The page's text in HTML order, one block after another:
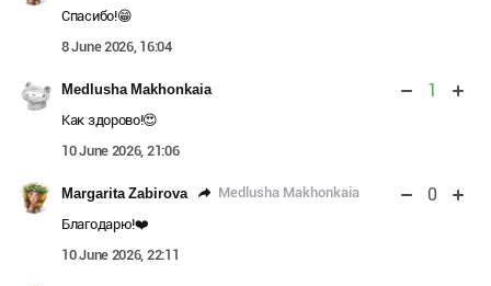
Спасибо!😁
8 June 2026, 16:04
Medlusha Makhonkaia 1
Как здорово!😍
10 June 2026, 21:06
Margarita Zabirova Medlusha Makhonkaia 0
Благодарю!❤️
10 June 2026, 22:11